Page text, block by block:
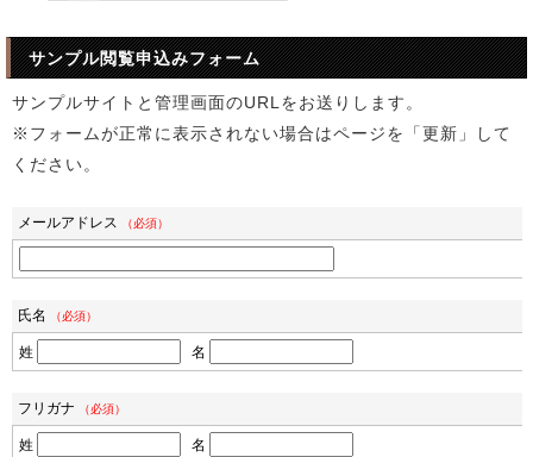
サンプル閲覧申込みフォーム
サンプルサイトと管理画面のURLをお送りします。
※フォームが正常に表示されない場合はページを「更新」して
ください。